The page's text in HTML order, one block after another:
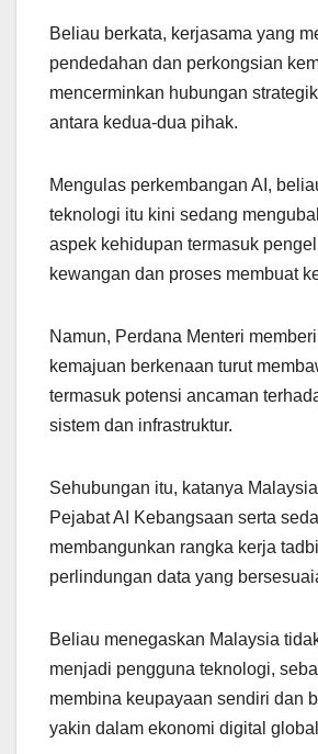
Beliau berkata, kerjasama yang
pendedahan dan perkongsian
mencerminkan hubungan
antara kedua-dua pihak.
Mengulas perkembangan AI,
teknologi itu kini sedang
aspek kehidupan termasuk
kewangan dan proses membuat
Namun, Perdana Menteri
kemajuan berkenaan turut
termasuk potensi ancaman
sistem dan infrastruktur.
Sehubungan itu, katanya
Pejabat AI Kebangsaan serta
membangunkan rangka kerja
perlindungan data yang
Beliau menegaskan Malaysia
menjadi pengguna teknologi,
membina keupayaan sendiri dan
yakin dalam ekonomi digital